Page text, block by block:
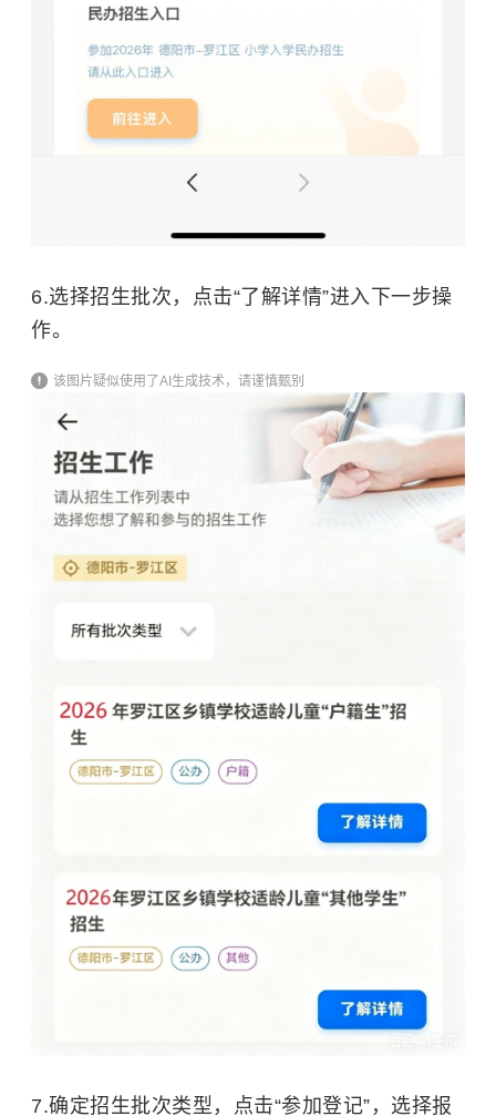
6.选择招生批次，点击“了解详情”进入下一步操
作。
该图片疑似使用了AI生成技术，请谨慎甄别
7.确定招生批次类型，点击“参加登记”，选择报